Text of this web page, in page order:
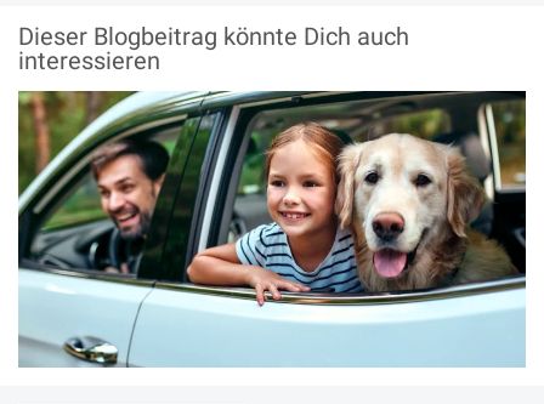
Dieser Blogbeitrag könnte Dich auch
interessieren